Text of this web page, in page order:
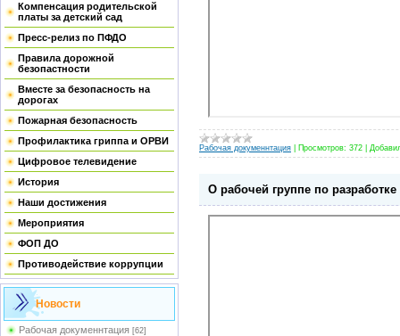
Компенсация родительской
платы за детский сад
Пресс-релиз по ПФДО
Правила дорожной
безопастности
Вместе за безопасность на
дорогах
Пожарная безопасность
Профилактика гриппа и ОРВИ
Цифровое телевидение
История
Наши достижения
Мероприятия
ФОП ДО
Противодействие коррупции
Новости
Рабочая докуменнтация [62]
Рабочая докуменнтация Просмотров: 372
О рабочей группе по